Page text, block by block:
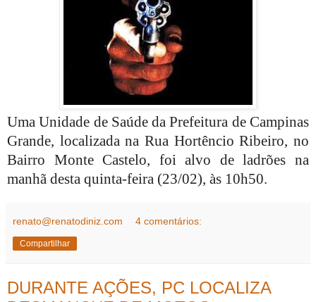
Uma Unidade de Saúde da Prefeitura de Campinas
Grande, localizada na Rua Hortêncio Ribeiro, no
Bairro Monte Castelo, foi alvo de ladrões na
manhã desta quinta-feira (23/02), às 10h50.
renato@renatodiniz.com 4 comentários:
Compartilhar
DURANTE AÇÕES, PC LOCALIZA